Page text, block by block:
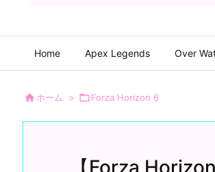
Home Apex Legends Over
 ホーム > Forza Horizon 6
【Forza